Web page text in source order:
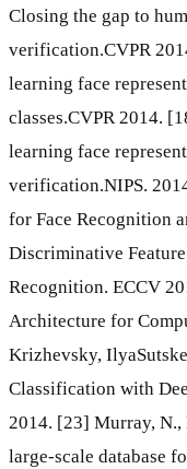
Closing the gap to
verification.CVPR
learning face
classes.CVPR 2014.
learning face
verification.NIPS.
for Face Recognition
Discriminative
Recognition. ECCV
Architecture for
Krizhevsky,
Classification with
2014. [23] Murray, N.,
large-scale database